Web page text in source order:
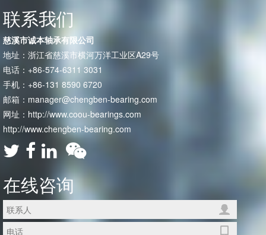
联系我们
慈溪市诚本轴承有限公司
地址：浙江省慈溪市横河万洋工业区A29号
电话：+86-574-6311 3031
手机：+86-131 8590 6720
邮箱：manager@chengben-bearing.com
网址：http://www.coou-bearings.com
http://www.chengben-bearing.com
在线咨询